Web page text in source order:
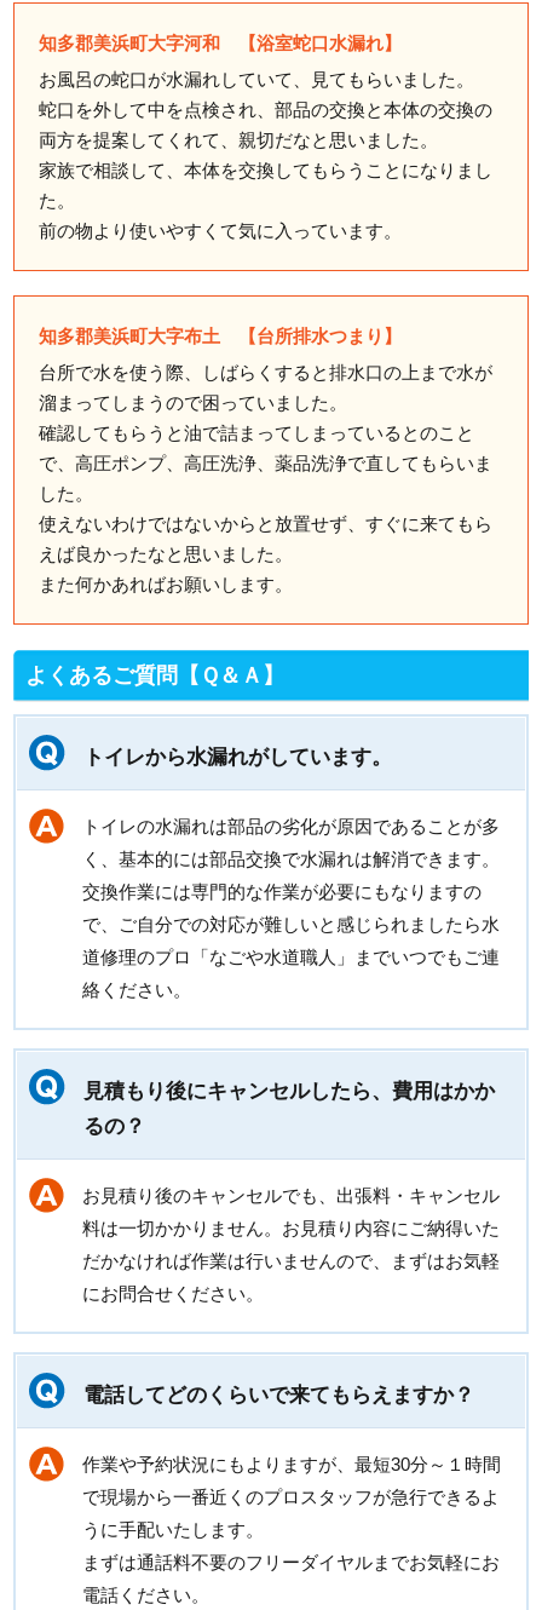
知多郡美浜町大字河和 【浴室蛇口水漏れ】
お風呂の蛇口が水漏れしていて、見てもらいました。
蛇口を外して中を点検され、部品の交換と本体の交換の
両方を提案してくれて、親切だなと思いました。
家族で相談して、本体を交換してもらうことになりまし
た。
前の物より使いやすくて気に入っています。
知多郡美浜町大字布土 【台所排水つまり】
台所で水を使う際、しばらくすると排水口の上まで水が
溜まってしまうので困っていました。
確認してもらうと油で詰まってしまっているとのこと
で、高圧ポンプ、高圧洗浄、薬品洗浄で直してもらいま
した。
使えないわけではないからと放置せず、すぐに来てもら
えば良かったなと思いました。
また何かあればお願いします。
よくあるご質問【Ｑ＆Ａ】
トイレから水漏れがしています。
トイレの水漏れは部品の劣化が原因であることが多
く、基本的には部品交換で水漏れは解消できます。
交換作業には専門的な作業が必要にもなりますの
で、ご自分での対応が難しいと感じられましたら水
道修理のプロ「なごや水道職人」までいつでもご連
絡ください。
見積もり後にキャンセルしたら、費用はかか
るの？
お見積り後のキャンセルでも、出張料・キャンセル
料は一切かかりません。お見積り内容にご納得いた
だかなければ作業は行いませんので、まずはお気軽
にお問合せください。
電話してどのくらいで来てもらえますか？
作業や予約状況にもよりますが、最短30分～１時間
で現場から一番近くのプロスタッフが急行できるよ
うに手配いたします。
まずは通話料不要のフリーダイヤルまでお気軽にお
電話ください。